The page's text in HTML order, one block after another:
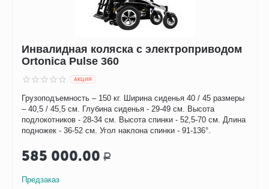
Инвалидная коляска с электроприводом
Ortonica Pulse 360
AКЦИЯ
Грузоподъемность – 150 кг. Ширина сиденья 40 / 45 размеры
– 40,5 / 45,5 см. Глубина сиденья - 29-49 см. Высота
подлокотников - 28-34 см. Высота спинки - 52,5-70 см. Длина
подножек - 36-52 см. Угол наклона спинки - 91-136°.
585 000.00 Р
Предзаказ